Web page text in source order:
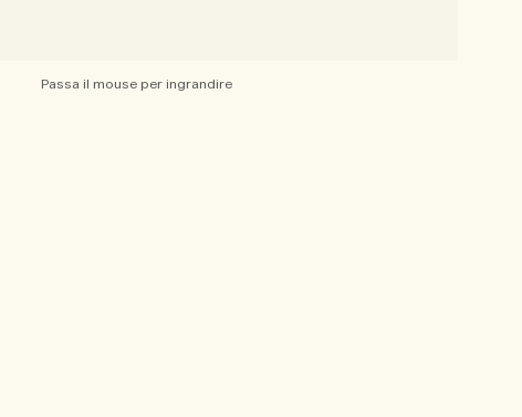
Passa il mouse per ingrandire